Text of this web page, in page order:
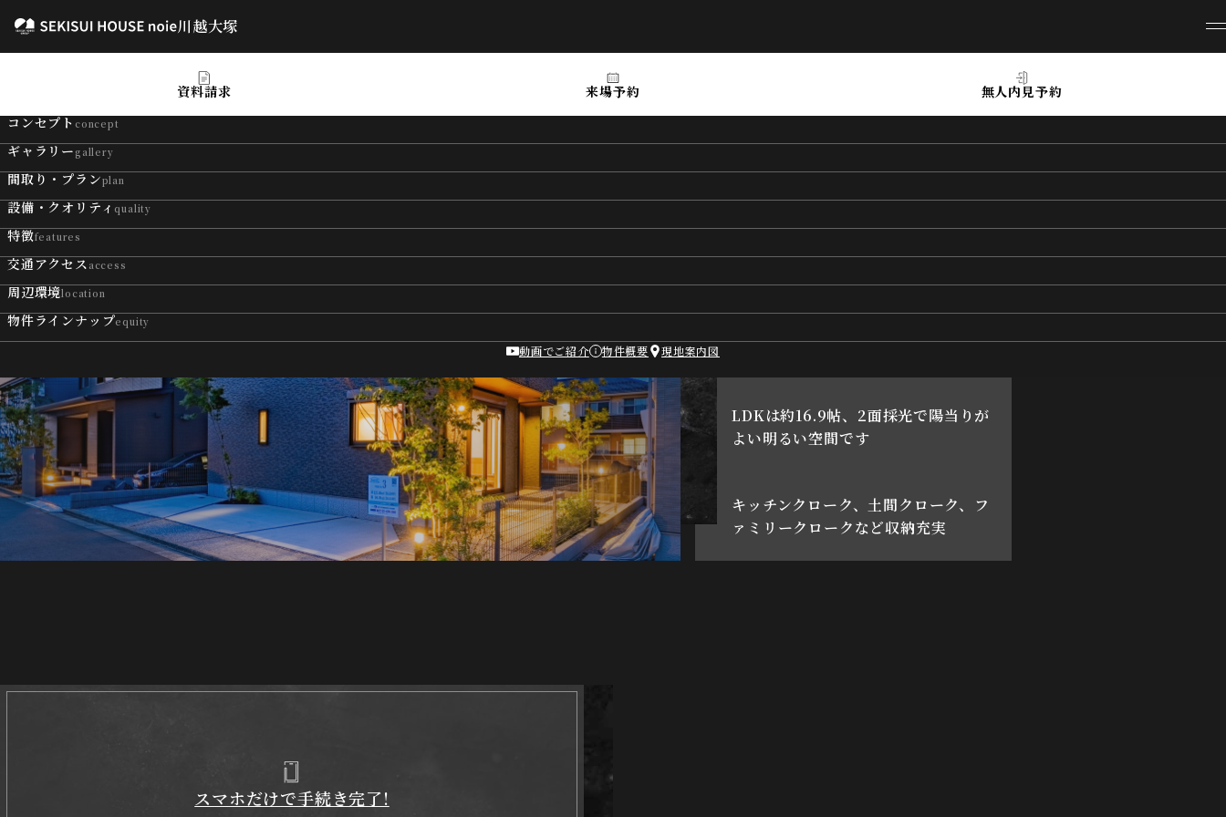
川越大塚
川越大塚
資料請求 来場予約
無人内見予約
コンセプト concept
ギャラリー gallery
間取り・プランplan
設備・クオリティ quality
特徴features
交通アクセス access
周辺環境location
物件ラインナップequity
動画でご紹介 物件概要 現地案内図
川越大塚
機付き、設備充実の３LDK
LDKは約16.9帖、2面採光で陽当りが
よい明るい空間です
キッチンクローク、土間クローク、フ
ァミリークロークなど収納充実
スマホだけで手続き完了!